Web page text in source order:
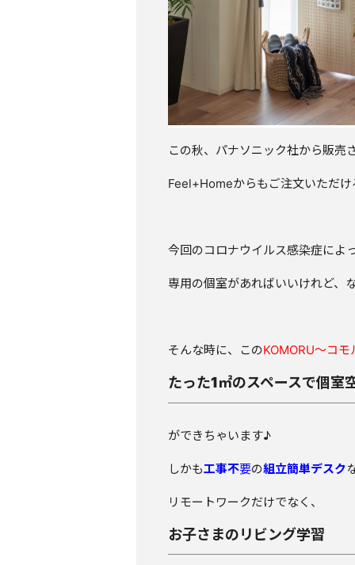
この秋、パナソニック社から販売
Feel+Homeからもご注文いただ
今回のコロナウイルス感染症によ
専用の個室があればいいけれど、
そんな時に、このKOMORU～コモ
たった1㎡のスペースで個室
ができちゃいます♪
しかも工事不要の組立簡単デスク
リモートワークだけでなく、
お子さまのリビング学習